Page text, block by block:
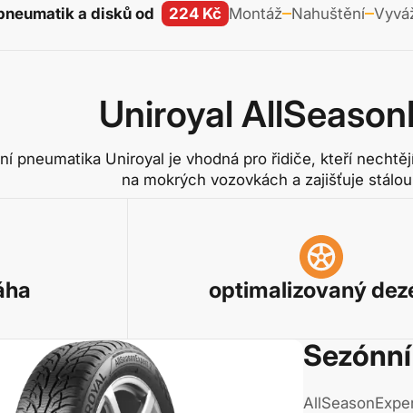
a disků od 224 Kč Montáž Nahuštění
Uniroyal
pneumatika Uniroyal je vhodná pro řidiče, kteří
na mokrých vozovkách a zajišťuje
optimalizovaný